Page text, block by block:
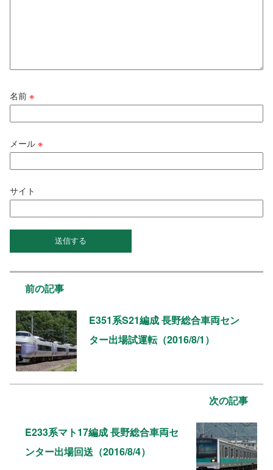
名前※
メール※
サイト
前の記事
E351系S21編成 長野総合車両セン
ター出場試運転（2016/8/1）
次の記事
E233系マト17編成 長野総合車両セ
ンター出場回送（2016/8/4）